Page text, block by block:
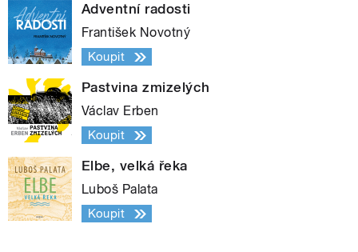
Adventní radosti
František Novotný
Koupit
Pastvina zmizelých
Václav Erben
Koupit
Elbe, velká řeka
Luboš Palata
Koupit